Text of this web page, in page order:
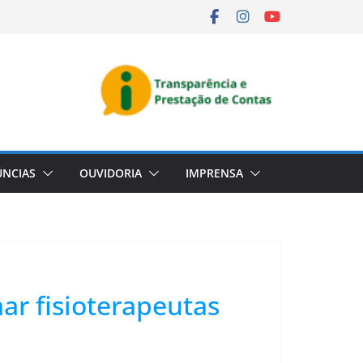
OUVIDORIA IMPRENSA
fisioterapeutas